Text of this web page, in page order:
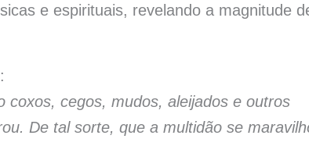
e espirituais, revelando a magnitude
coxos, cegos, mudos, aleijados e outros
De tal sorte, que a multidão se